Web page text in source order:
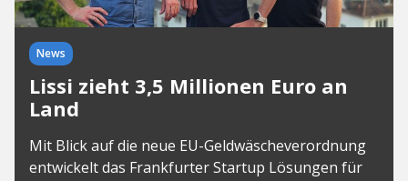
News
Lissi zieht 3,5 Millionen Euro an
Land
Mit Blick auf die neue EU-Geldwäscheverordnung
entwickelt das Frankfurter Startup Lösungen für